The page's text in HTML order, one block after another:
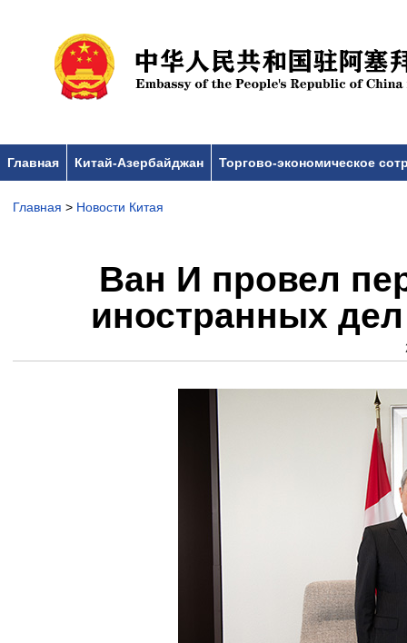
Главная Китай-Азербайджан Торгово-экономическое
Главная > Новости Китая
Ван И провел
иностранных